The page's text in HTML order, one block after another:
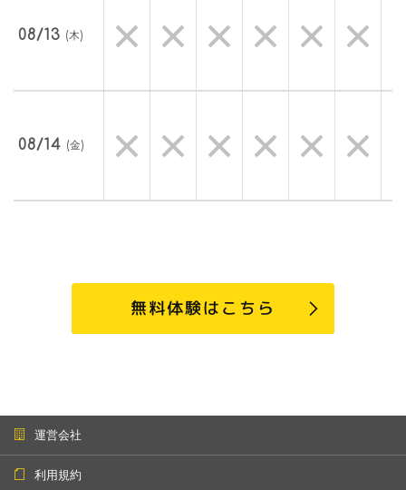
08/13 (木)
08/14 (金)
無料体験はこちら
運営会社
利用規約